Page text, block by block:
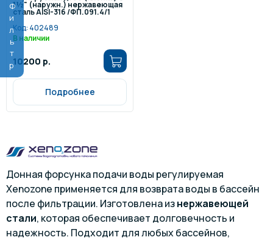
Фильтр1½" (наружн.) нержавеющая
сталь AISI-316 /ФП.091.4/1
Код: 402489
В наличии
10200 р.
Подробнее
Донная форсунка подачи воды регулируемая
Xenozone применяется для возврата воды в бассейн
после фильтрации. Изготовлена изнержавеющей
стали, которая обеспечивает долговечность и
надежность. Подходит для любых бассейнов,